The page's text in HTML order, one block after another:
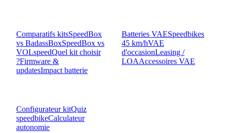
Comparatifs kitsSpeedBox
vs BadassBoxSpeedBox vs
VOLspeedQuel kit choisir
?Firmware &
updatesImpact batterie
Batteries VAESpeedbikes
45 km/hVAE
d'occasionLeasing /
LOAAccessoires VAE
Configurateur kitQuiz
speedbikeCalculateur
autonomie